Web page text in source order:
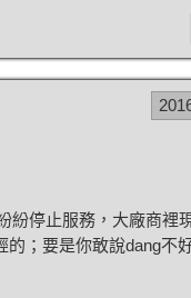
紛停止服務，大廠商裡
；要是你敢說dang不